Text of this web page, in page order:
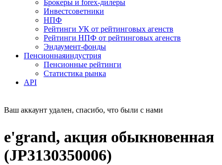
Брокеры и forex-дилеры
Инвестсоветники
НПФ
Рейтинги УК от рейтинговых агенств
Рейтинги НПФ от рейтинговых агенств
Эндаумент-фонды
Пенсионнаяиндустрия
Пенсионные рейтинги
Статистика рынка
API
Ваш аккаунт удален, спасибо, что были с нами
e'grand, акция обыкновенная
(JP3130350006)